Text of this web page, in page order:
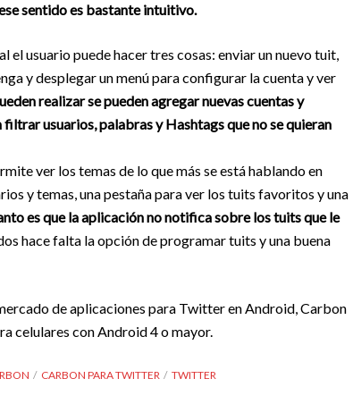
sentido es bastante intuitivo.
el usuario puede hacer tres cosas: enviar un nuevo tuit,
y desplegar un menú para configurar la cuenta y ver
realizar se pueden agregar nuevas cuentas y
usuarios, palabras y Hashtags que no se quieran
ver los temas de lo que más se está hablando en
y temas, una pestaña para ver los tuits favoritos y una
es que la aplicación no notifica sobre los tuits que le
hace falta la opción de programar tuits y una buena
de aplicaciones para Twitter en Android, Carbon
celulares con Android 4 o mayor.
CARBON PARA TWITTER TWITTER